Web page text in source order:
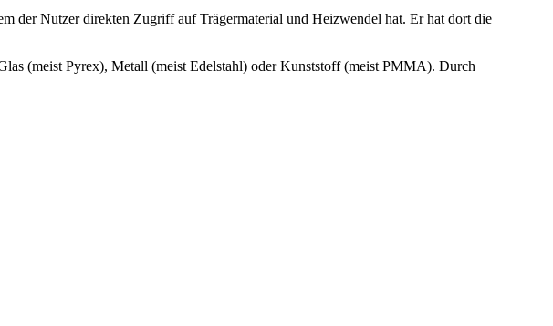
der Nutzer direkten Zugriff auf Trägermaterial und Heizwendel hat. Er hat dort die
(meist Pyrex), Metall (meist Edelstahl) oder Kunststoff (meist PMMA). Durch